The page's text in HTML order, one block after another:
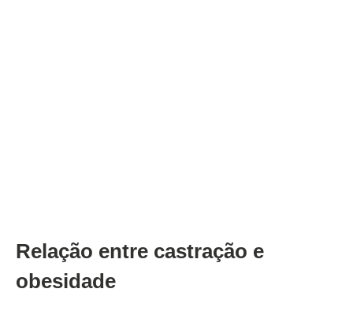
Relação entre castração e
obesidade